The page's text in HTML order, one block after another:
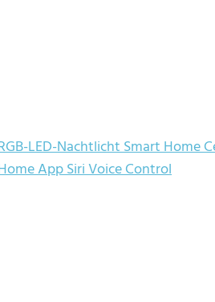
LED-Nachtlicht Smart Home
App Siri Voice Control